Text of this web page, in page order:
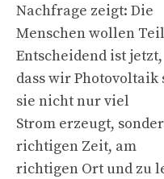
Nachfrage zeigt: Die
Menschen wollen
Entscheidend ist jetzt,
dass wir
sie nicht nur viel
Strom erzeugt,
richtigen Zeit, am
richtigen Ort und zu